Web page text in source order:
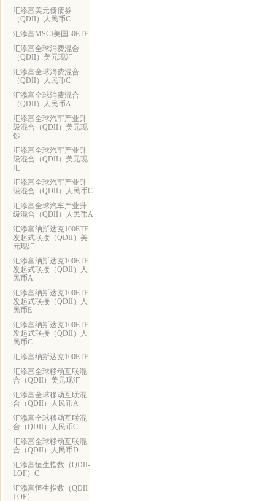
汇添富美元债债券
（QDII）人民币C
汇添富MSCI美国50ETF
汇添富全球消费混合
（QDII）美元现汇
汇添富全球消费混合
（QDII）人民币C
汇添富全球消费混合
（QDII）人民币A
汇添富全球汽车产业升
级混合（QDII）美元现
钞
汇添富全球汽车产业升
级混合（QDII）美元现
汇
汇添富全球汽车产业升
级混合（QDII）人民币C
汇添富全球汽车产业升
级混合（QDII）人民币A
汇添富纳斯达克100ETF
发起式联接（QDII）美
元现汇
汇添富纳斯达克100ETF
发起式联接（QDII）人
民币A
汇添富纳斯达克100ETF
发起式联接（QDII）人
民币E
汇添富纳斯达克100ETF
发起式联接（QDII）人
民币C
汇添富纳斯达克100ETF
汇添富全球移动互联混
合（QDII）美元现汇
汇添富全球移动互联混
合（QDII）人民币A
汇添富全球移动互联混
合（QDII）人民币C
汇添富全球移动互联混
合（QDII）人民币D
汇添富恒生指数（QDII-
LOF）C
汇添富恒生指数（QDII-
LOF）